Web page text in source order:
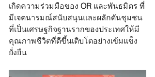
เกิดความร่วมมือของ OR และพันธมิตร ที่
มีเจตนารมณ์สนับสนุนและผลักดันชุมชน
ที่เป็นเศรษฐกิจฐานรากของประเทศให้มี
คุณภาพชีวิตที่ดีขึ้นเติบโตอย่างเข้มแข็ง
ยั่งยืน